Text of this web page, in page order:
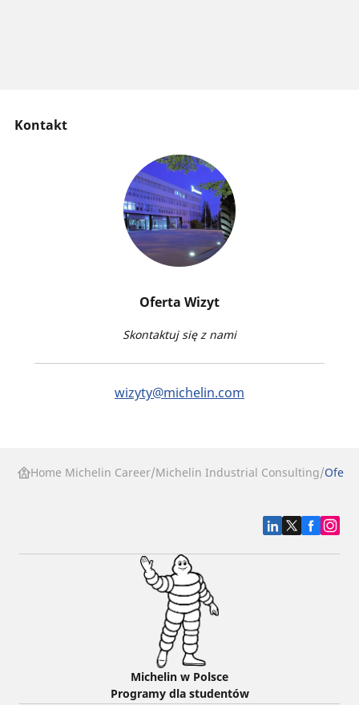
Kontakt
Oferta Wizyt
Skontaktuj się z nami
wizyty@michelin.com
Home Michelin Career Michelin Industrial Consulting
Michelin w Polsce
Programy dla studentów